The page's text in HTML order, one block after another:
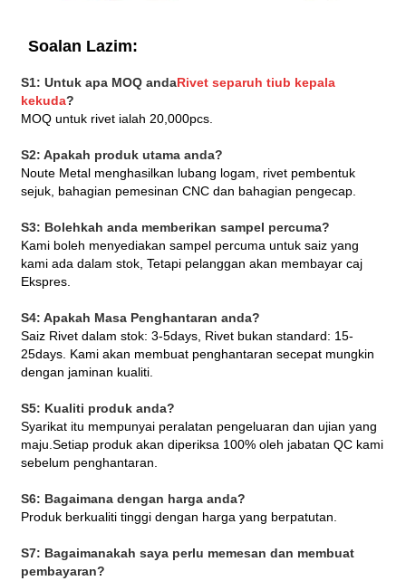
Soalan Lazim:
S1: Untuk apa MOQ andaRivet separuh tiub kepala
kekuda?
MOQ untuk rivet ialah 20,000pcs.
S2: Apakah produk utama anda?
Noute Metal menghasilkan lubang logam, rivet pembentuk
sejuk, bahagian pemesinan CNC dan bahagian pengecap.
S3: Bolehkah anda memberikan sampel percuma?
Kami boleh menyediakan sampel percuma untuk saiz yang
kami ada dalam stok, Tetapi pelanggan akan membayar caj
Ekspres.
S4: Apakah Masa Penghantaran anda?
Saiz Rivet dalam stok: 3-5days, Rivet bukan standard: 15-
25days. Kami akan membuat penghantaran secepat mungkin
dengan jaminan kualiti.
S5: Kualiti produk anda?
Syarikat itu mempunyai peralatan pengeluaran dan ujian yang
maju.Setiap produk akan diperiksa 100% oleh jabatan QC kami
sebelum penghantaran.
S6: Bagaimana dengan harga anda?
Produk berkualiti tinggi dengan harga yang berpatutan.
S7: Bagaimanakah saya perlu memesan dan membuat
pembayaran?